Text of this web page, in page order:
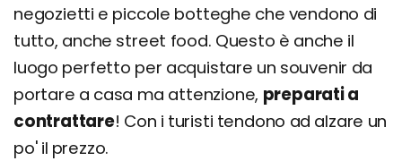
negozietti e piccole botteghe che vendono di
tutto, anche street food. Questo è anche il
luogo perfetto per acquistare un souvenir da
portare a casa ma attenzione, preparati a
contrattare! Con i turisti tendono ad alzare un
po' il prezzo.